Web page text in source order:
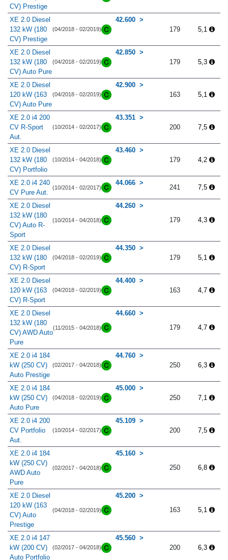
CV) Prestige
XE 2.0 Diesel
132 kW (180
CV) Prestige
(04/2018 - 02/2019)
42.600
179
5,1
XE 2.0 Diesel
132 kW (180
CV) Auto Pure
(04/2018 - 02/2019)
42.850
179
5,3
XE 2.0 Diesel
120 kW (163
CV) Auto Pure
(04/2018 - 02/2019)
42.900
163
5,1
XE 2.0 i4 200
CV R-Sport
Aut.
(10/2014 - 02/2017)
43.351
200
7,5
XE 2.0 Diesel
132 kW (180
CV) Portfolio
(10/2014 - 04/2018)
43.460
179
4,2
XE 2.0 i4 240
CV Pure Aut.
(10/2014 - 02/2017)
44.066
241 7,5
XE 2.0 Diesel
132 kW (180
CV) Auto R-
Sport
(10/2014 - 04/2018)
44.260
179
4,3
XE 2.0 Diesel
132 kW (180
CV) R-Sport
(04/2018 - 02/2019)
44.350
179
5,1
XE 2.0 Diesel
120 kW (163
CV) R-Sport
(04/2018 - 02/2019)
44.400
163
4,7
XE 2.0 Diesel
132 kW (180
CV) AWD Auto
Pure
(11/2015 - 04/2018)
44.660
179
4,7
XE 2.0 i4 184
kW (250 CV)
Auto Prestige
(02/2017 - 04/2018)
44.760
250
6,3
XE 2.0 i4 184
kW (250 CV)
Auto Pure
(04/2018 - 02/2019)
45.000
250
7,1
XE 2.0 i4 200
CV Portfolio
Aut.
(10/2014 - 02/2017)
45.109
200
7,5
XE 2.0 i4 184
kW (250 CV)
AWD Auto
Pure
(02/2017 - 04/2018)
45.160
250
6,8
XE 2.0 Diesel
120 kW (163
CV) Auto
Prestige
(04/2018 - 02/2019)
45.200
163
5,1
XE 2.0 i4 147
kW (200 CV)
Auto Portfolio
(02/2017 - 04/2018)
45.560
200
6,3